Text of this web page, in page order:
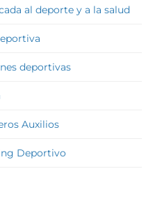
al deporte y a la salud
deportivas
Auxilios
Deportivo